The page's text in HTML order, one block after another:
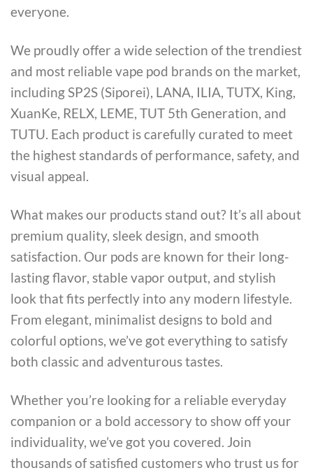
everyone.
We proudly offer a wide selection of the trendiest
and most reliable vape pod brands on the market,
including SP2S (Siporei), LANA, ILIA, TUTX, King,
XuanKe, RELX, LEME, TUT 5th Generation, and
TUTU. Each product is carefully curated to meet
the highest standards of performance, safety, and
visual appeal.
What makes our products stand out? It’s all about
premium quality, sleek design, and smooth
satisfaction. Our pods are known for their long-
lasting flavor, stable vapor output, and stylish
look that fits perfectly into any modern lifestyle.
From elegant, minimalist designs to bold and
colorful options, we’ve got everything to satisfy
both classic and adventurous tastes.
Whether you’re looking for a reliable everyday
companion or a bold accessory to show off your
individuality, we’ve got you covered. Join
thousands of satisfied customers who trust us for